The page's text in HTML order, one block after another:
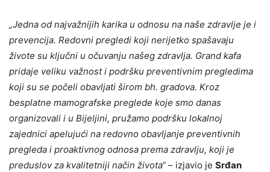
„Jedna od najvažnijih karika u odnosu na naše zdravlje je i
prevencija. Redovni pregledi koji nerijetko spašavaju
živote su ključni u očuvanju našeg zdravlja. Grand kafa
pridaje veliku važnost i podršku preventivnim pregledima
koji su se počeli obavljati širom bh. gradova. Kroz
besplatne mamografske preglede koje smo danas
organizovali i u Bijeljini, pružamo podršku lokalnoj
zajednici apelujući na redovno obavljanje preventivnih
pregleda i proaktivnog odnosa prema zdravlju, koji je
preduslov za kvalitetniji način života“– izjavio je Srđan